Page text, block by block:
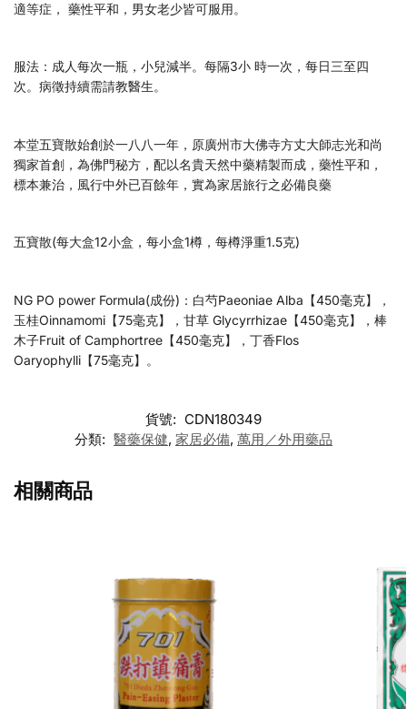
適等症， 藥性平和，男女老少皆可服用。
服法：成人每次一瓶，小兒減半。每隔3小 時一次，每日三至四
次。病徵持續需請教醫生。
本堂五寶散始創於一八八一年，原廣州市大佛寺方丈大師志光和尚
獨家首創，為佛門秘方，配以名貴天然中藥精製而成，藥性平和，
標本兼治，風行中外已百餘年，實為家居旅行之必備良藥
五寶散(每大盒12小盒，每小盒1樽，每樽淨重1.5克)
NG PO power Formula(成份)：白芍Paeoniae Alba【450毫克】，
玉桂Oinnamomi【75毫克】，甘草 Glycyrrhizae【450毫克】，棒
木子Fruit of Camphortree【450毫克】，丁香Flos
Oaryophylli【75毫克】。
貨號: CDN180349
分類: 醫藥保健, 家居必備, 萬用／外用藥品
相關商品